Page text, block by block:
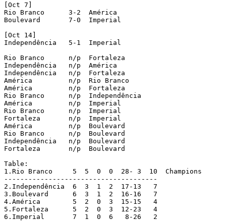
[Oct 7]
Rio Branco  	3-2  América
Boulevard  	7-0  Imperial
[Oct 14]
Independência  	5-1  Imperial
Rio Branco  	n/p  Fortaleza
Independência  	n/p  América
Independência  	n/p  Fortaleza
América  	n/p  Rio Branco
América  	n/p  Fortaleza
Rio Branco  	n/p  Independência
América  	n/p  Imperial
Rio Branco  	n/p  Imperial
Fortaleza  	n/p  Imperial
América  	n/p  Boulevard
Rio Branco  	n/p  Boulevard
Independência 	n/p  Boulevard
Fortaleza  	n/p  Boulevard
Table:
1.Rio Branco 	 5  5  0  0  28- 3  10  Champions
--------------------------------------
2.Independência  6  3  1  2  17-13   7
3.Boulevard	 6  3  1  2  16-16   7
4.América 	 5  2  0  3  15-15   4
5.Fortaleza 	 5  2  0  3  12-23   4
6.Imperial 	 7  1  0  6   8-26   2